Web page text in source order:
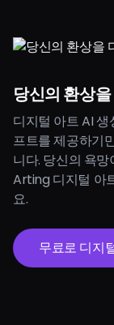
당신의 환상
디지털 아트 AI
프트를 제공하기
니다. 당신의 욕
Arting 디지털 아
요.
무료로 디지